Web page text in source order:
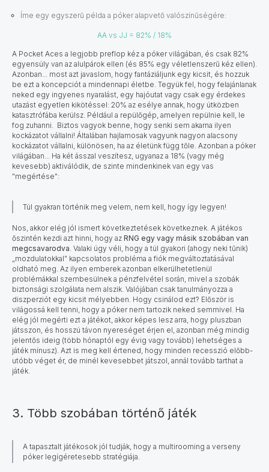
Íme egy egyszerű példa a póker alapvető valószínűségére:
AA vs JJ = 82% / 18%
A Pocket Aces a legjobb preflop kéz a póker világában, és csak 82%
egyensúly van az alulpárok ellen (és 85% egy véletlenszerű kéz ellen).
Azonban... most azt javaslom, hogy fantáziáljunk egy kicsit, és hozzuk
be ezt a koncepciót a mindennapi életbe. Tegyük fel, hogy felajánlanak
neked egy ingyenes nyaralást, egy hajóutat vagy csak egy érdekes
utazást egyetlen kikötéssel: 20% az esélye annak, hogy útközben
katasztrófába kerülsz. Például a repülőgép, amelyen repülnie kell, le
fog zuhanni. Biztos vagyok benne, hogy senki sem akarna ilyen
kockázatot vállalni! Általában hajlamosak vagyunk nagyon alacsony
kockázatot vállalni, különösen, ha az életünk függ tőle. Azonban a póker
világában... Ha két ásszal veszítesz, ugyanaz a 18% (vagy még
kevesebb) aktiválódik, de szinte mindenkinek van egy vas
"megértése":
Túl gyakran történik meg velem, nem kell, hogy így legyen!
Nos, akkor elég jól ismert következtetések következnek. A játékos
őszintén kezdi azt hinni, hogy az RNG egy vagy másik szobában van
megcsavarodva . Valaki úgy véli, hogy a túl gyakori (ahogy neki tűnik)
„mozdulatokkal” kapcsolatos probléma a fiók megváltoztatásával
oldható meg. Az ilyen emberek azonban elkerülhetetlenül
problémákkal szembesülnek a pénzfelvétel során, mivel a szobák
biztonsági szolgálata nem alszik. Valójában csak tanulmányozza a
diszperziót egy kicsit mélyebben. Hogy csinálod ezt? Először is
világossá kell tenni, hogy a póker nem tartozik neked semmivel. Ha
elég jól megérti ezt a játékot, akkor képes lesz arra, hogy pluszban
játsszon, és hosszú távon nyereséget érjen el, azonban még mindig
jelentős ideig (több hónaptól egy évig vagy tovább) lehetséges a
játék mínusz). Azt is meg kell értened, hogy minden recesszió előbb-
utóbb véget ér, de minél kevesebbet játszol, annál tovább tarthat a
játék.
3. Több szobában történő játék
A tapasztalt játékosok jól tudják, hogy a multirooming a verseny
póker legígéretesebb stratégiája.